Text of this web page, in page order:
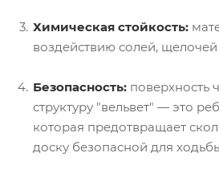
Химическая стойкость:
воздействию солей, щелочей
Безопасность: поверхность
структуру "вельвет" — это
которая предотвращает
доску безопасной для